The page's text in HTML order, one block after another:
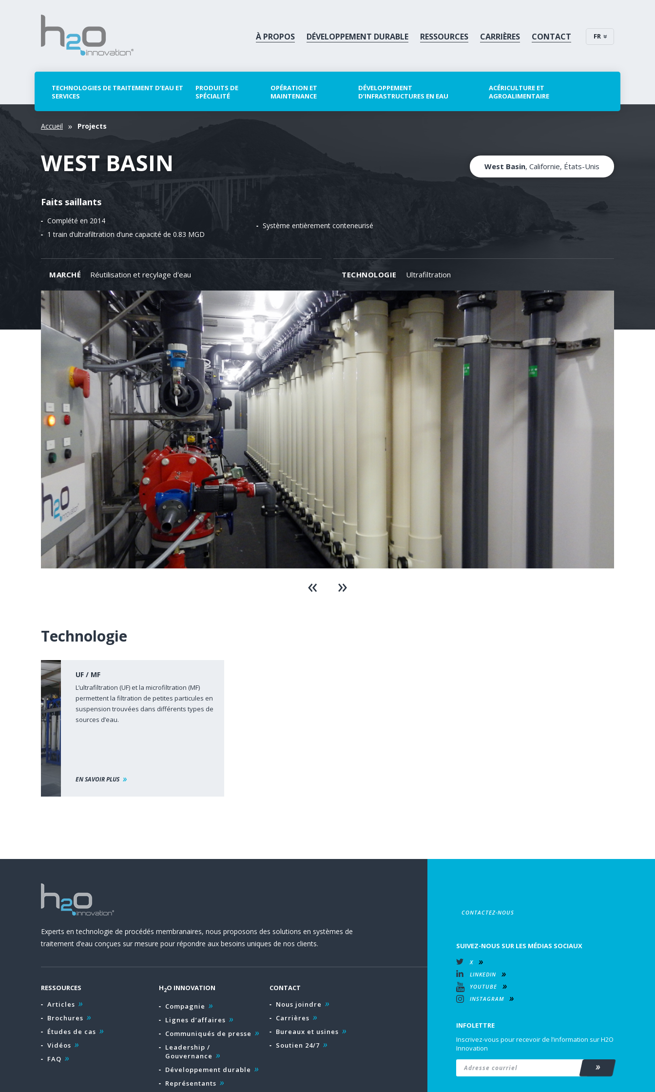
À PROPOS DÉVELOPPEMENT DURABLE RESSOURCES CARRIÈRES CONTACT FR
TECHNOLOGIES DE TRAITEMENT D’EAU ET
SERVICES
PRODUITS DE
SPÉCIALITÉ
OPÉRATION ET
MAINTENANCE
DÉVELOPPEMENT
D’INFRASTRUCTURES EN EAU
ACÉRICULTURE ET
AGROALIMENTAIRE
Accueil Projects
WEST BASIN
Faits saillants
Complété en 2014
1 train d’ultrafiltration d’une capacité de 0.83 MGD
Système entièrement conteneurisé
West Basin, Californie, États-Unis
MARCHÉ Réutilisation et recylage d'eau TECHNOLOGIE Ultrafiltration
Technologie
UF / MF
L’ultrafiltration (UF) et la microfiltration (MF)
permettent la filtration de petites particules en
suspension trouvées dans différents types de
sources d’eau.
EN SAVOIR PLUS
Experts en technologie de procédés membranaires, nous proposons des solutions en systèmes de
traitement d’eau conçues sur mesure pour répondre aux besoins uniques de nos clients.
RESSOURCES
Articles
Brochures
Études de cas
Vidéos
FAQ
H2O INNOVATION
Compagnie
Lignes d’affaires
Communiqués de presse
Leadership /
Gouvernance
Développement durable
Représentants
CONTACT
Nous joindre
Carrières
Bureaux et usines
Soutien 24/7
CONTACTEZ-NOUS
SUIVEZ-NOUS SUR LES MÉDIAS SOCIAUX
X
LINKEDIN
YOUTUBE
INSTAGRAM
INFOLETTRE
Inscrivez-vous pour recevoir de l’information sur H2O
Innovation
Email Subscribe